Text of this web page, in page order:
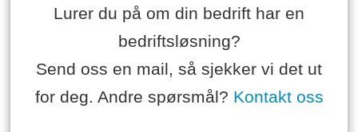
Lurer du på om din bedrift har en
bedriftsløsning?
Send oss en mail, så sjekker vi det ut
for deg. Andre spørsmål? Kontakt oss